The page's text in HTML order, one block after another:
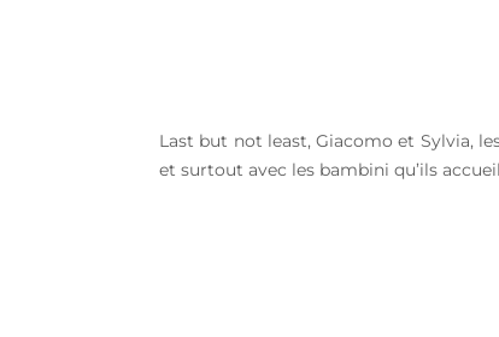
Last but not least, Giacomo et Sylvia,
et surtout avec les bambini qu’ils